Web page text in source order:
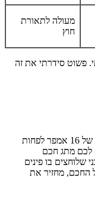
מעולה לתאורת
חוץ
פשוט סידרתי את זה
קודם כל תבדקו שהוא עומד בעומס – צריך מתג של 16 אמפר לפחות
לכם מתג חכם
שלוחצים בו פינים
החכם, מחזיר את